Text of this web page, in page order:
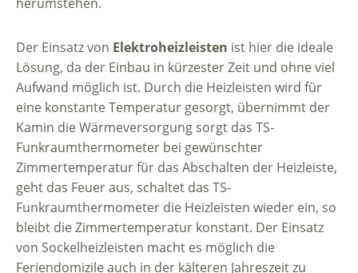
Der Einsatz von Elektroheizleisten ist hier die ideale
Lösung, da der Einbau in kürzester Zeit und ohne viel
Aufwand möglich ist. Durch die Heizleisten wird für
eine konstante Temperatur gesorgt, übernimmt der
Kamin die Wärmeversorgung sorgt das TS-
Funkraumthermometer bei gewünschter
Zimmertemperatur für das Abschalten der Heizleiste,
geht das Feuer aus, schaltet das TS-
Funkraumthermometer die Heizleisten wieder ein, so
bleibt die Zimmertemperatur konstant. Der Einsatz
von Sockelheizleisten macht es möglich die
Feriendomizile auch in der kälteren Jahreszeit zu